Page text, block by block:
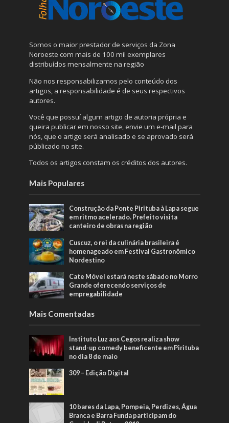
Somos o maior prestador de serviços da Zona
Noroeste com mais de 100 mil exemplares
distribuídos mensalmente na região
Não nos responsabilizamos pelo conteúdo dos
artigos, a responsabilidade é de seus respectivos
autores.
Você que possuí algum artigo de autoria própria e
queira publicar em nosso site, envie um e-mail para
nós, que o artigo será analisado e se aprovado será
públicado no site.
Todos os artigos constam os créditos dos autores.
Mais Populares
Construção da Ponte Pirituba à Lapa segue
em ritmo acelerado. Prefeito visita
canteiro de obras na região
Cuscuz, o rei da culinária brasileira é
homenageado em Festival Gastronômico
Nordestino
Cate Móvel estará neste sábado no Morro
Grande oferecendo serviços de
empregabilidade
Mais Comentadas
Instituto Luz aos Cegos realiza show
stand-up comedy beneficente em Pirituba
no dia 8 de maio
309 – Edição Digital
10 bares da Lapa, Pompeia, Perdizes, Água
Branca e Barra Funda participam do